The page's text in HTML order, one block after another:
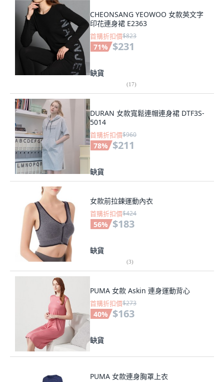
CHEONSANG YEOWOO 女款英文字
印花連身裙 E2363
首購折扣價$823
71% $231
缺貨
(17)
DURAN 女款寬鬆連帽連身裙 DTF3S-
5014
首購折扣價$960
78% $211
缺貨
女款前拉鍊運動內衣
首購折扣價$424
56% $183
缺貨
(3)
PUMA 女款 Askin 連身運動背心
首購折扣價$273
40% $163
缺貨
PUMA 女款連身胸罩上衣